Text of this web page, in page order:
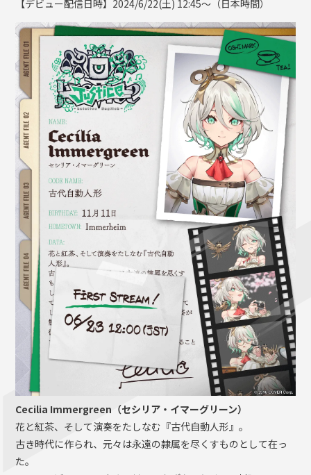
【デビュー配信日時】2024/6/22(土) 12:45～（日本時間）
Cecilia Immergreen（セシリア・イマーグリーン）
花と紅茶、そして演奏をたしなむ『古代自動人形』。
古き時代に作られ、元々は永遠の隷属を尽くすものとして在っ
た。